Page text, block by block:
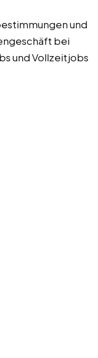
und
bei
und Vollzeitjobs